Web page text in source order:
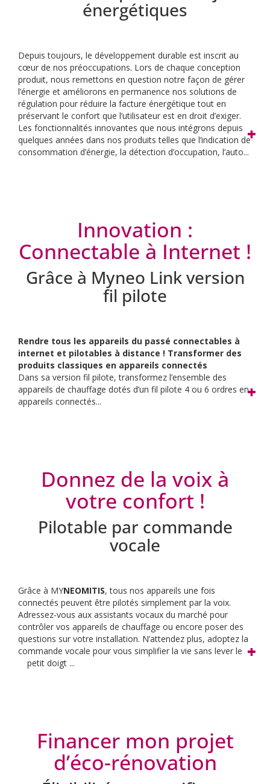
énergétiques
Depuis toujours, le développement durable est inscrit au
cœur de nos préoccupations. Lors de chaque conception
produit, nous remettons en question notre façon de gérer
l’énergie et améliorons en permanence nos solutions de
régulation pour réduire la facture énergétique tout en
préservant le confort que l’utilisateur est en droit d’exiger.
Les fonctionnalités innovantes que nous intégrons depuis
quelques années dans nos produits telles que l’indication de
consommation d’énergie, la détection d’occupation, l’auto...
Innovation :
Connectable à Internet !
Grâce à Myneo Link version
fil pilote
Rendre tous les appareils du passé connectables à
internet et pilotables à distance ! Transformer des
produits classiques en appareils connectés
Dans sa version fil pilote, transformez l’ensemble des
appareils de chauffage dotés d’un fil pilote 4 ou 6 ordres en
appareils connectés...
Donnez de la voix à
votre confort !
Pilotable par commande
vocale
Grâce à MYNEOMITIS, tous nos appareils une fois
connectés peuvent être pilotés simplement par la voix.
Adressez-vous aux assistants vocaux du marché pour
contrôler vos appareils de chauffage ou encore poser des
questions sur votre installation. N’attendez plus, adoptez la
commande vocale pour vous simplifier la vie sans lever le
petit doigt ...
Financer mon projet
d’éco-rénovation